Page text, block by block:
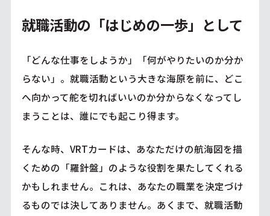
就職活動の「はじめの一歩」として
「どんな仕事をしようか」「何がやりたいのか分か
らない」。就職活動という大きな海原を前に、どこ
へ向かって舵を切ればいいのか分からなくなってし
まうことは、誰にでも起こり得ます。
そんな時、VRTカードは、あなただけの航海図を描
くための「羅針盤」のような役割を果たしてくれる
かもしれません。これは、あなたの職業を決定づけ
るものでは決してありません。あくまで、就職活動